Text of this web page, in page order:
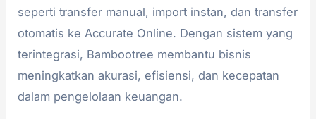
seperti transfer manual, import instan, dan transfer
otomatis ke Accurate Online. Dengan sistem yang
terintegrasi, Bambootree membantu bisnis
meningkatkan akurasi, efisiensi, dan kecepatan
dalam pengelolaan keuangan.